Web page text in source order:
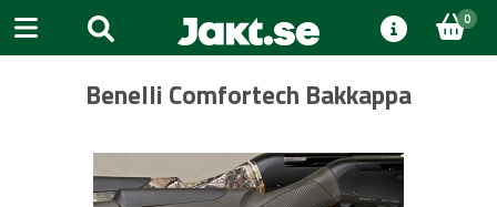
0
Benelli Comfortech Bakkappa